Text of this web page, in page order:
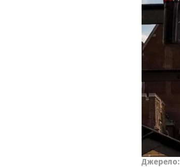
Джерело: